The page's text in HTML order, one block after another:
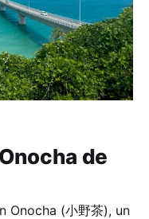
de
Onocha (小野茶), un